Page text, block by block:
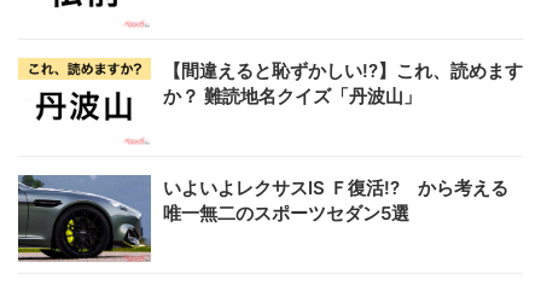
【間違えると恥ずかしい!?】これ、読めます
か？ 難読地名クイズ「丹波山」
いよいよレクサスIS Ｆ復活!? から考える
唯一無二のスポーツセダン5選